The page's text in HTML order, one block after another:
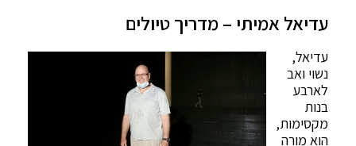
עדיאל אמיתי – מדריך טיולים
עדיאל,
נשוי ואב
לארבע
בנות
מקסימות,
הוא מורה